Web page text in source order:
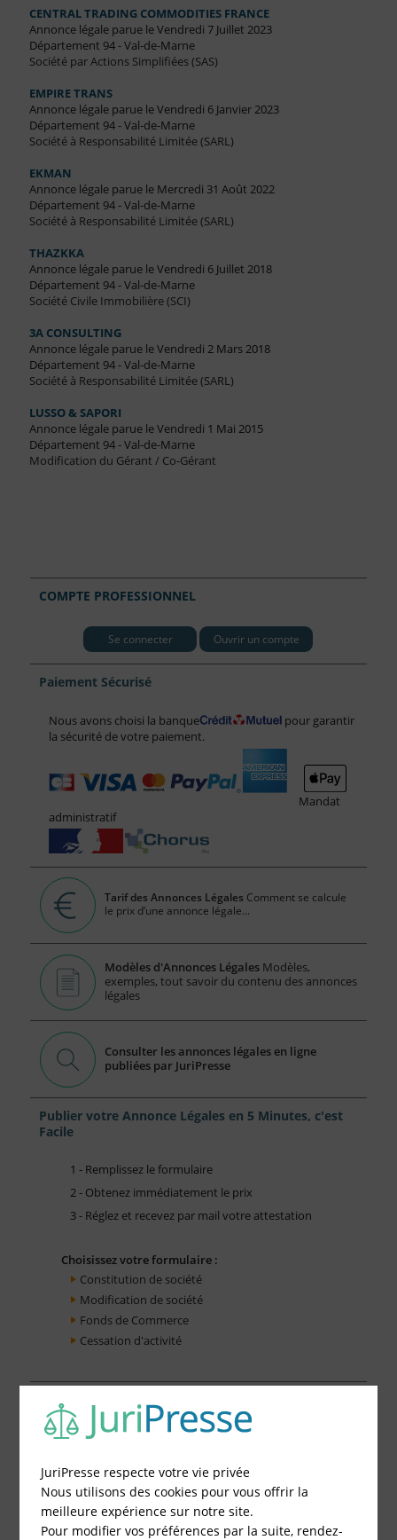
CENTRAL TRADING COMMODITIES FRANCE
Annonce légale parue le Vendredi 7 Juillet 2023
Département 94 - Val-de-Marne
Société par Actions Simplifiées (SAS)
EMPIRE TRANS
Annonce légale parue le Vendredi 6 Janvier 2023
Département 94 - Val-de-Marne
Société à Responsabilité Limitée (SARL)
EKMAN
Annonce légale parue le Mercredi 31 Août 2022
Département 94 - Val-de-Marne
Société à Responsabilité Limitée (SARL)
THAZKKA
Annonce légale parue le Vendredi 6 Juillet 2018
Département 94 - Val-de-Marne
Société Civile Immobilière (SCI)
3A CONSULTING
Annonce légale parue le Vendredi 2 Mars 2018
Département 94 - Val-de-Marne
Société à Responsabilité Limitée (SARL)
LUSSO & SAPORI
Annonce légale parue le Vendredi 1 Mai 2015
Département 94 - Val-de-Marne
Modification du Gérant / Co-Gérant
COMPTE PROFESSIONNEL
Se connecter Ouvrir un compte
Paiement Sécurisé
Nous avons choisi la banque
pour garantir
la sécurité de votre paiement.
Mandat
administratif
Tarif des Annonces Légales Comment se calcule
le prix d’une annonce légale...
Modèles d'Annonces Légales Modèles,
exemples, tout savoir du contenu des annonces
légales
Consulter les annonces légales en ligne
publiées par JuriPresse
Publier votre Annonce Légales en 5 Minutes, c'est
Facile
1 - Remplissez le formulaire
2 - Obtenez immédiatement le prix
3 - Réglez et recevez par mail votre attestation
Choisissez votre formulaire :
Constitution de société
Modification de société
Fonds de Commerce
Cessation d'activité
JuriPresse respecte votre vie privée
Nous utilisons des cookies pour vous offrir la
meilleure expérience sur notre site.
Pour modifier vos préférences par la suite, rendez-